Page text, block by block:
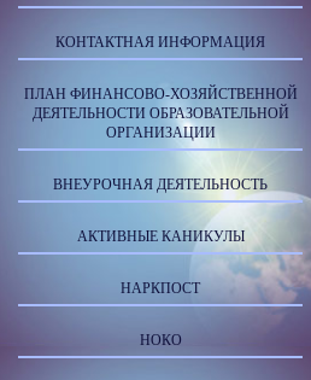
КОНТАКТНАЯ ИНФОРМАЦИЯ
ПЛАН ФИНАНСОВО-ХОЗЯЙСТВЕННОЙ
ДЕЯТЕЛЬНОСТИ ОБРАЗОВАТЕЛЬНОЙ
ОРГАНИЗАЦИИ
ВНЕУРОЧНАЯ ДЕЯТЕЛЬНОСТЬ
АКТИВНЫЕ КАНИКУЛЫ
НАРКПОСТ
НОКО